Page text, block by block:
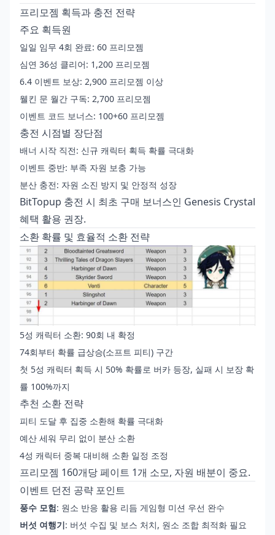
프리모젬 획득과 충전 전략
주요 획득원
일일 임무 4회 완료: 60 프리모젬
심연 36성 클리어: 1,200 프리모젬
6.4 이벤트 보상: 2,900 프리모젬 이상
웰킨 문 월간 구독: 2,700 프리모젬
이벤트 코드 보너스: 100+60 프리모젬
충전 시점별 장단점
배너 시작 직전: 신규 캐릭터 획득 확률 극대화
이벤트 중반: 부족 자원 보충 가능
분산 충전: 자원 소진 방지 및 안정적 성장
BitTopup 충전 시 최초 구매 보너스인 Genesis Crystal
혜택 활용 권장.
소환 확률 및 효율적 소환 전략
5성 캐릭터 소환: 90회 내 확정
74회부터 확률 급상승(소프트 피티) 구간
첫 5성 캐릭터 획득 시 50% 확률로 버카 등장, 실패 시 보장 확
률 100%까지
추천 소환 전략
피티 도달 후 집중 소환해 확률 극대화
예산 세워 무리 없이 분산 소환
4성 캐릭터 중복 대비해 소환 일정 조정
프리모젬 160개당 페이트 1개 소모, 자원 배분이 중요.
이벤트 던전 공략 포인트
풍수 모험: 원소 반응 활용 리듬 게임형 미션 우선 완수
버섯 여행기: 버섯 수집 및 보스 처치, 원소 조합 최적화 필요